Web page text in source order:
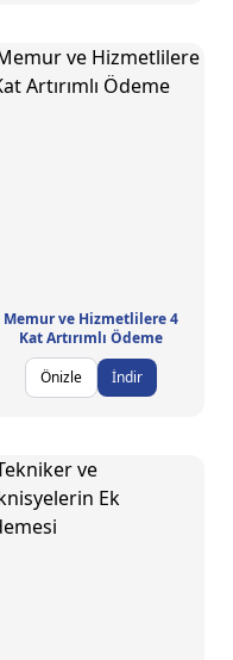
Memur ve Hizmetlilere 4
Kat Artırımlı Ödeme
Önizle
İndir